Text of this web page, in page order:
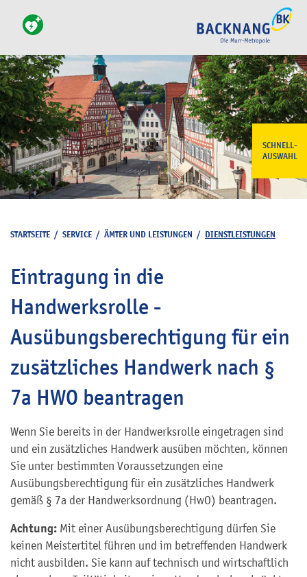
SCHNELL-
AUSWAHL
STARTSEITE / SERVICE / ÄMTER UND LEISTUNGEN / DIENSTLEISTUNGEN
Eintragung in die
Handwerksrolle -
Ausübungsberechtigung für ein
zusätzliches Handwerk nach §
7a HWO beantragen
Wenn Sie bereits in der Handwerksrolle eingetragen sind
und ein zusätzliches Handwerk ausüben möchten, können
Sie unter bestimmten Voraussetzungen eine
Ausübungsberechtigung für ein zusätzliches Handwerk
gemäß § 7a der Handwerksordnung (HwO) beantragen.
Achtung: Mit einer Ausübungsberechtigung dürfen Sie
keinen Meistertitel führen und im betreffenden Handwerk
nicht ausbilden. Sie kann auf technisch und wirtschaftlich